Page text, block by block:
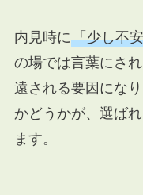
内見時に「少し不
の場では言葉にさ
遠される要因にな
かどうかが、選ば
ます。